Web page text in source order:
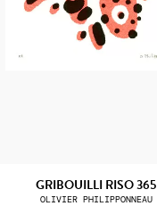
GRIBOUILLI RISO 365
OLIVIER PHILIPPONNEAU